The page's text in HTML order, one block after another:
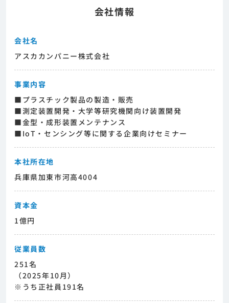
会社情報
会社名
アスカカンパニー株式会社
事業内容
■プラスチック製品の製造・販売
■測定装置開発・大学等研究機関向け装置開発
■金型・成形装置メンテナンス
■IoT・センシング等に関する企業向けセミナー
本社所在地
兵庫県加東市河高4004
資本金
1億円
従業員数
251名
（2025年10月）
※うち正社員191名